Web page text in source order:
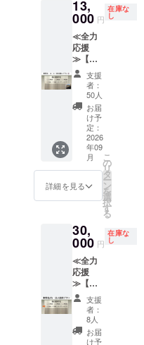
田スタ
ジアム
公式
ペー
パーク
ラフト
細か
い看板
部分に
までこ
だわっ
た2025
年11月
にでき
たばか
りの公
式ペー
パーク
ト。 ①
～③は
まとめ
て宅急
便にて
郵送い
たしま
す。
④HP内
特設
ページ
転売等
は固く
お断り
いたし
ます。
②サン
クスレ
ター
標等は
不可）
※書体は
統一書
体とい
たしま
す。 ※
メッ
セージ
と名称
などの
間隔
や、改
行など
いただ
く場合
す。 ※
公序良
俗に反
する名
称、
パーク
の品位
を損な
う恐れ
のある
掲出内
容は、
名・連
名、ま
たは
メッ
セージ
に限り
ます。
（法
人、自
治体、
または
実在す
（競技
団体・
の名
称・商
標等は
不可）
※書体は
統一書
体とい
たしま
す。 ※
メッ
と白基
調から
くださ
い。 ※
推奨３
段30文
字以
内。文
字数に
よって
は文字
が小さ
くなる
ことが
ござい
ます。
※掲出名
治体、
または
実在す
る団体
（競技
団体・
NPO
等）等
の名称
及び
9月1
日〜ス
ポーツ
パーク
営業終
了まで
掲出方
法：ク
ラブハ
ウス入
口正
面、芳
名板に
個人名
を掲
出。 ※
６文字
りの幅
は統一
ま
す。）
※１名様
の個人
名のみ
とさせ
ていた
13,
000 円
在庫な
し
≪全力
応援
≫【御
芳名・
個人プ
ラン・
コー
ヒー券
付】 ①
クラブ
ハウス
正面に
御芳名
させて
いただ
出期
間：
2026年
9月1
日〜ス
ポーツ
パーク
営業終
了まで
掲出方
法：ク
支援
者：
50人
お届
け予
定：
2026
年09
月
詳細を見る
こ
の
リ
タ
ー
ン
を
選
択
す
る
30,
000 円
在庫な
し
≪全力
応援
≫【御
芳名
（中）
・法人
プラ
ン】 ①
支援
者：
8人
お届
け予